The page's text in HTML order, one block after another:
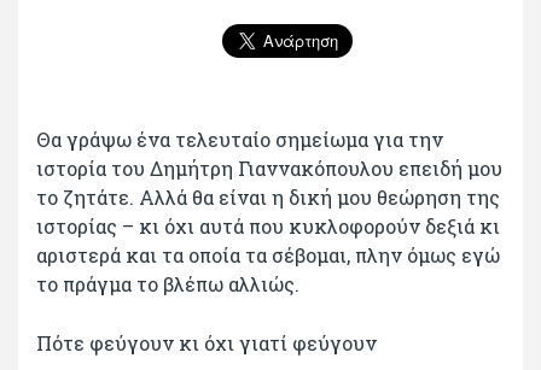
Θα γράψω ένα τελευταίο σημείωμα για την
ιστορία του Δημήτρη Γιαννακόπουλου επειδή μου
το ζητάτε. Αλλά θα είναι η δική μου θεώρηση της
ιστορίας – κι όχι αυτά που κυκλοφορούν δεξιά κι
αριστερά και τα οποία τα σέβομαι, πλην όμως εγώ
το πράγμα το βλέπω αλλιώς.
Πότε φεύγουν κι όχι γιατί φεύγουν